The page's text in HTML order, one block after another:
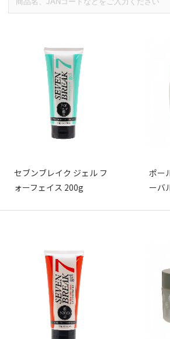
セブンブレイク ジェル フ
ォーフェイス 200g
ポー
ーバ